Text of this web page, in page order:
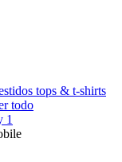
tops & t-shirts
todo